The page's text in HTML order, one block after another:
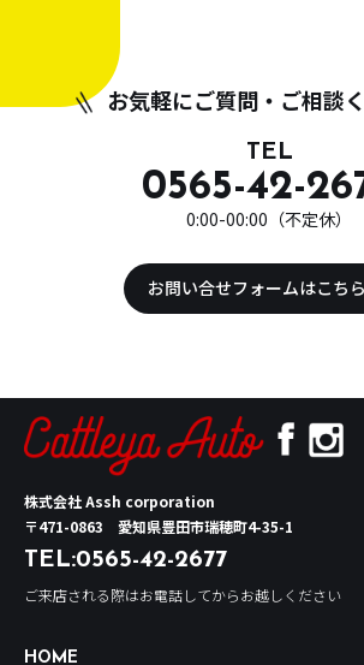
お気軽にご質問・ご相談
TEL
0565-42-
0:00-00:00（不定休）
お問い合せフォームはこちら
株式会社 Assh corporation
〒471-0863 愛知県豊田市瑞穂町4-35-1
TEL:0565-42-2677
ご来店される際はお電話してからお越しください
HOME